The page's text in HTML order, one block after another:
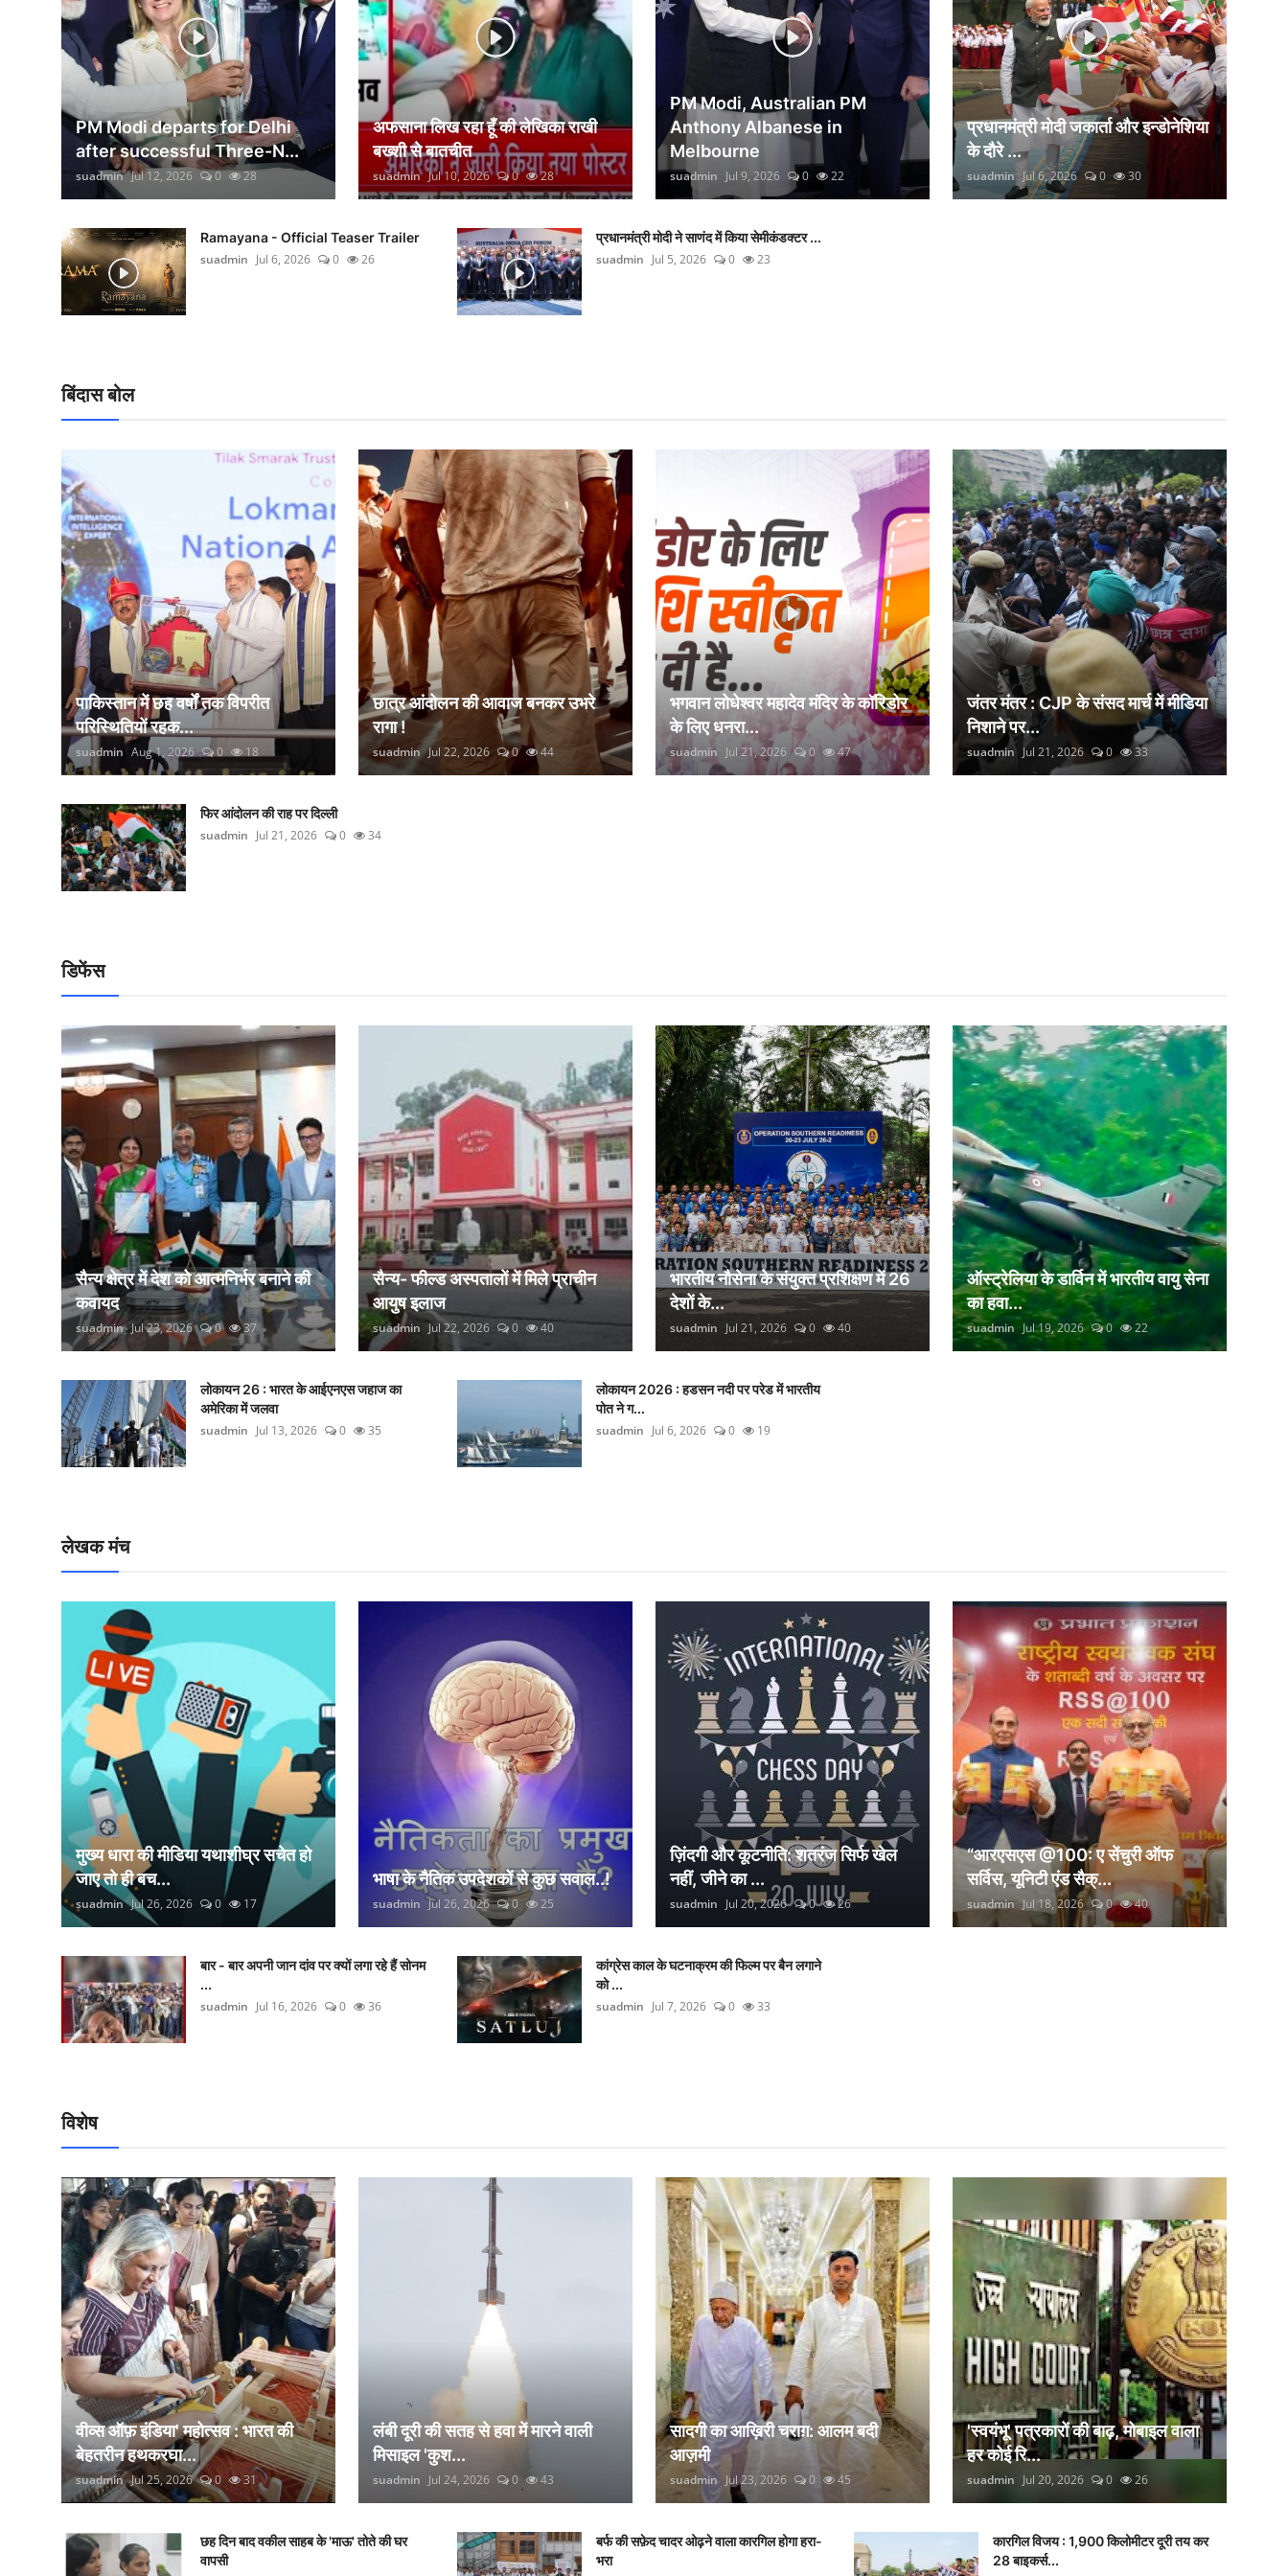
वीकेंड लाइफ
अंतर्राष्ट्रीय
सांस्कृतिक
विज्ञान - तकनीक
ग्राम - पंचायत
PM Modi departs for Delhi
after successful Three-N...
suadmin Jul 12, 2026 0 28
अफसाना लिख रहा हूँ की लेखिका राखी
बख्शी से बातचीत
suadmin Jul 10, 2026 0 28
PM Modi, Australian PM
Anthony Albanese in
Melbourne
suadmin Jul 9, 2026 0 22
प्रधानमंत्री मोदी जकार्ता और इन्डोनेशिया
के दौरे ...
suadmin Jul 6, 2026 0 30
Ramayana - Official Teaser Trailer
suadmin Jul 6, 2026 0 26
प्रधानमंत्री मोदी ने साणंद में किया सेमीकंडक्टर ...
suadmin Jul 5, 2026 0 23
बिंदास बोल
पाकिस्तान में छह वर्षों तक विपरीत
परिस्थितियों रहक...
suadmin Aug 1, 2026 0 18
छात्र आंदोलन की आवाज बनकर उभरे
रागा !
suadmin Jul 22, 2026 0 44
भगवान लोधेश्वर महादेव मंदिर के कॉरिडोर
के लिए धनरा...
suadmin Jul 21, 2026 0 47
जंतर मंतर : CJP के संसद मार्च में मीडिया
निशाने पर...
suadmin Jul 21, 2026 0 33
फिर आंदोलन की राह पर दिल्ली
suadmin Jul 21, 2026 0 34
डिफेंस
सैन्य क्षेत्र में देश को आत्मनिर्भर बनाने की
कवायद
suadmin Jul 23, 2026 0 37
सैन्य- फील्ड अस्पतालों में मिले प्राचीन
आयुष इलाज
suadmin Jul 22, 2026 0 40
भारतीय नौसेना के संयुक्त प्रशिक्षण में 26
देशों के...
suadmin Jul 21, 2026 0 40
ऑस्ट्रेलिया के डार्विन में भारतीय वायु सेना
का हवा...
suadmin Jul 19, 2026 0 22
लोकायन 26 : भारत के आईएनएस जहाज का
अमेरिका में जलवा
suadmin Jul 13, 2026 0 35
लोकायन 2026 : हडसन नदी पर परेड में भारतीय
पोत ने ग...
suadmin Jul 6, 2026 0 19
लेखक मंच
मुख्य धारा की मीडिया यथाशीघ्र सचेत हो
जाए तो ही बच...
suadmin Jul 26, 2026 0 17
भाषा के नैतिक उपदेशकों से कुछ सवाल..!
suadmin Jul 26, 2026 0 25
ज़िंदगी और कूटनीति: शतरंज सिर्फ खेल
नहीं, जीने का ...
suadmin Jul 20, 2026 0 26
“आरएसएस @100: ए सेंचुरी ऑफ
सर्विस, यूनिटी एंड सैक्...
suadmin Jul 18, 2026 0 40
बार - बार अपनी जान दांव पर क्यों लगा रहे हैं सोनम
...
suadmin Jul 16, 2026 0 36
कांग्रेस काल के घटनाक्रम की फिल्म पर बैन लगाने
को ...
suadmin Jul 7, 2026 0 33
विशेष
वीव्स ऑफ़ इंडिया' महोत्सव : भारत की
बेहतरीन हथकरघा...
suadmin Jul 25, 2026 0 31
लंबी दूरी की सतह से हवा में मारने वाली
मिसाइल 'कुश...
suadmin Jul 24, 2026 0 43
सादगी का आख़िरी चराग़: आलम बदी
आज़मी
suadmin Jul 23, 2026 0 45
'स्वयंभू' पत्रकारों की बाढ़, मोबाइल वाला
हर कोई रि...
suadmin Jul 20, 2026 0 26
छह दिन बाद वकील साहब के 'माऊ' तोते की घर
वापसी
बर्फ की सफ़ेद चादर ओढ़ने वाला कारगिल होगा हरा-
भरा
कारगिल विजय : 1,900 किलोमीटर दूरी तय कर
28 बाइकर्स...